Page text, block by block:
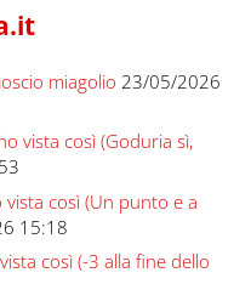
miagolio 23/05/2026
vista così (Goduria sì,
vista così (Un punto e a
15:18
così (-3 alla fine dello